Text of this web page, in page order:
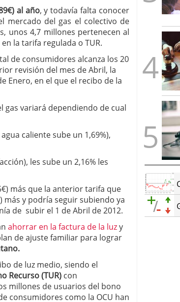
al año, y todavía falta conocer
mercado del gas el colectivo de
unos 4,7 millones pertenecen al
la tarifa regulada o TUR.
de consumidores alcanza los 20
revisión del mes de Abril, la
Enero, en el que el recibo de la
variará dependiendo de cual
caliente sube un 1,69%),
les sube un 2,16% les
más que la anterior tarifa que
más y podría seguir subiendo ya
de subir el 1 de Abril de 2012.
ahorrar en la factura de la luzy
de ajuste familiar para lograr
de luz medio, siendo el
Recurso (TUR) con
millones de usuarios del bono
consumidores como la OCU han